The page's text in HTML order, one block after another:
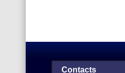
Contacts